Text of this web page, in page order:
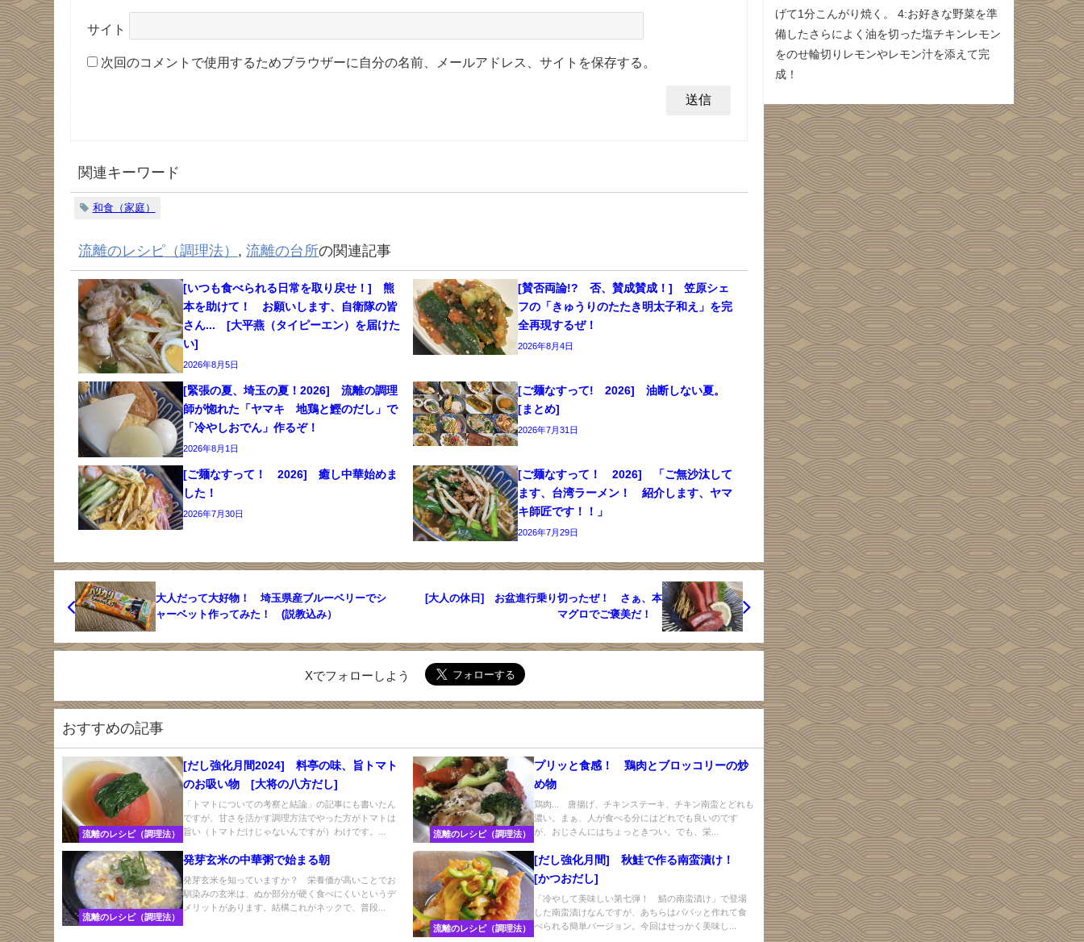
サイト
次回のコメントで使用するためブラウザーに自分の名前、メールアドレス、サイトを保存する。
関連キーワード
和食（家庭）
流離のレシピ（調理法） ,流離の台所の関連記事
[いつも食べられる日常を取り戻せ！] 熊
本を助けて！ お願いします、自衛隊の皆
さん... [大平燕（タイピーエン）を届けた
い]
2026年8月5日
[賛否両論!? 否、賛成賛成！] 笠原シェ
フの「きゅうりのたたき明太子和え」を完
全再現するぜ！
2026年8月4日
[緊張の夏、埼玉の夏！2026] 流離の調理
師が惚れた「ヤマキ 地鶏と鰹のだし」で
「冷やしおでん」作るぞ！
2026年8月1日
[ご麺なすって! 2026] 油断しない夏。
[まとめ]
2026年7月31日
[ご麺なすって！ 2026] 癒し中華始めま
した！
2026年7月30日
[ご麺なすって！ 2026] 「ご無沙汰して
ます、台湾ラーメン！ 紹介します、ヤマ
キ師匠です！！」
2026年7月29日
大人だって大好物！ 埼玉県産ブルーベリーでシ
ャーベット作ってみた！ (説教込み）
[大人の休日] お盆進行乗り切ったぜ！ さぁ、本
マグロでご褒美だ！
Xでフォローしよう
おすすめの記事
流離のレシピ（調理法）
[だし強化月間2024] 料亭の味、旨トマト
のお吸い物 [大将の八方だし]
「トマトについての考察と結論」の記事にも書いたん
ですが、甘さを活かす調理方法でやった方がトマトは
旨い（トマトだけじゃないんですが）わけです。...
流離のレシピ（調理法）
プリッと食感！ 鶏肉とブロッコリーの炒
め物
鶏肉... 唐揚げ、チキンステーキ、チキン南蛮とどれも
濃い。まぁ、人が食べる分にはどれでも良いのです
が、おじさんにはちょっときつい。でも、栄...
流離のレシピ（調理法）
発芽玄米の中華粥で始まる朝
発芽玄米を知っていますか？ 栄養価が高いことでお
馴染みの玄米は、ぬか部分が硬く食べにくいというデ
メリットがあります。結構これがネックで、普段...
流離のレシピ（調理法）
[だし強化月間] 秋鮭で作る南蛮漬け！
[かつおだし]
「冷やして美味しい第七弾！ 鯖の南蛮漬け」で登場
した南蛮漬けなんですが、あちらはパパッと作れて食
べられる簡単バージョン。今回はせっかく美味し...
げて1分こんがり焼く。 4:お好きな野菜を準
備したさらによく油を切った塩チキンレモン
をのせ輪切りレモンやレモン汁を添えて完
成！